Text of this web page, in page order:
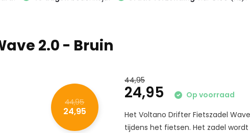
2.0 - Bruin
44,95
24,95
44,95
24,95
Op voorraad
Het Voltano Drifter Fietszadel
tijdens het fietsen. Het zadel